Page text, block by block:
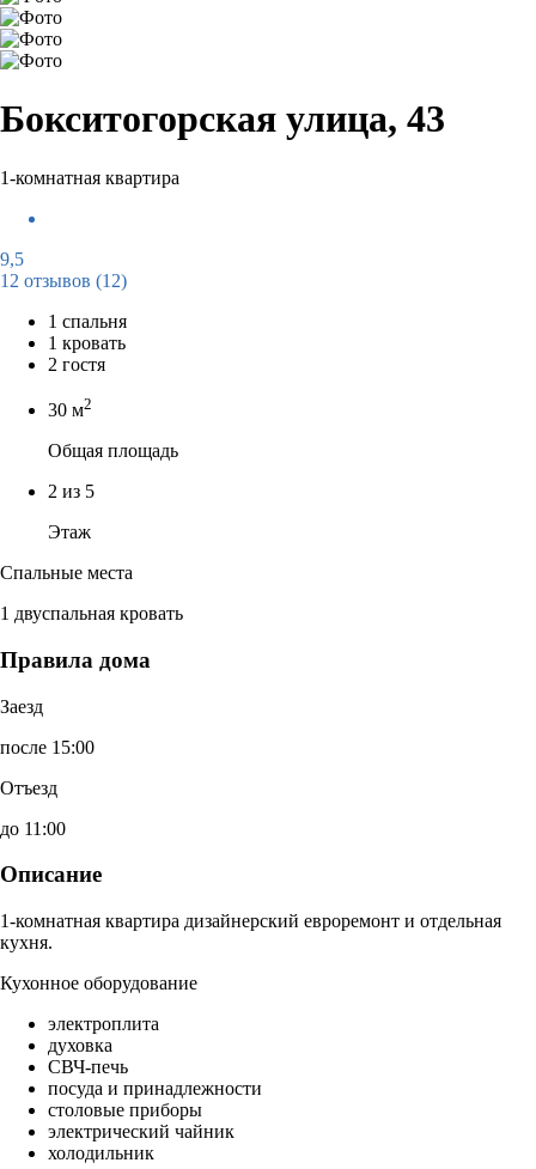
Бокситогорская улица, 43
1-комнатная квартира
9,5
12 отзывов (12)
1 спальня
1 кровать
2 гостя
30 м2
Общая площадь
2 из 5
Этаж
Спальные места
1 двуспальная кровать
Правила дома
Заезд
после 15:00
Отъезд
до 11:00
Описание
1-комнатная квартира дизайнерский евроремонт и отдельная
кухня.
Кухонное оборудование
электроплита
духовка
СВЧ-печь
посуда и принадлежности
столовые приборы
электрический чайник
холодильник